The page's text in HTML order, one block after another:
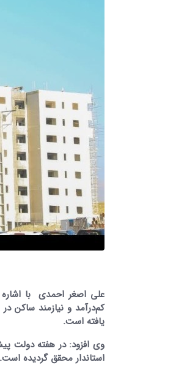
یافته است.
وی افزود: در هفته دولت
استاندار محقق گردیده است.